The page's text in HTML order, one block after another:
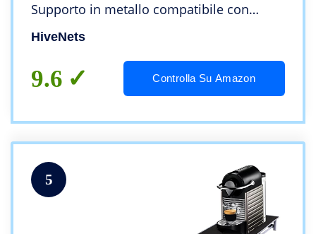
Supporto in metallo compatibile con
cestelli portaoggetti Capacità 40 capsule
HiveNets
9.6 Controlla Su Amazon
5